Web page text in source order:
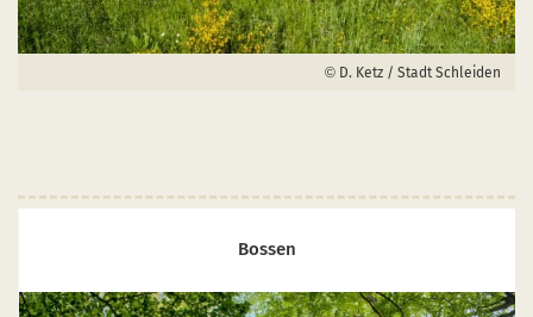
D. Ketz / Stadt Schleiden
Bossen